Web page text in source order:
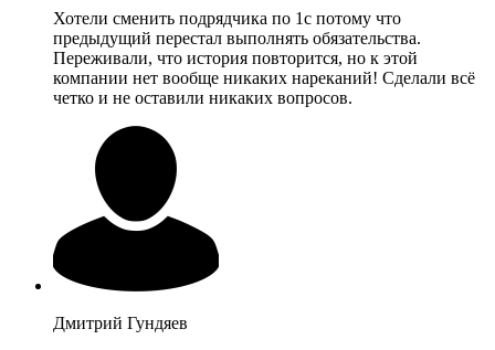
Хотели сменить подрядчика по 1с потому что
предыдущий перестал выполнять обязательства.
Переживали, что история повторится, но к этой
компании нет вообще никаких нареканий! Сделали всё
четко и не оставили никаких вопросов.
Дмитрий Гундяев